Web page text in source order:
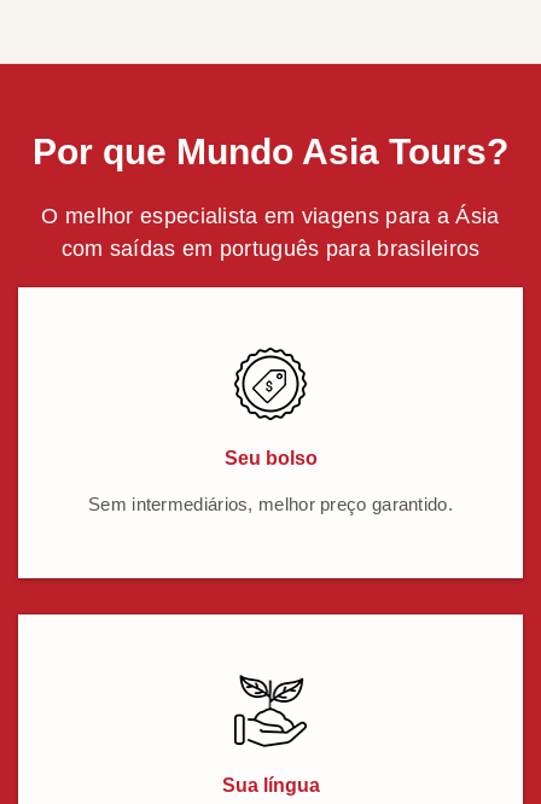
Por que Mundo Asia Tours?
O melhor especialista em viagens para a Ásia
com saídas em português para brasileiros
Seu bolso
Sem intermediários, melhor preço garantido.
Sua língua